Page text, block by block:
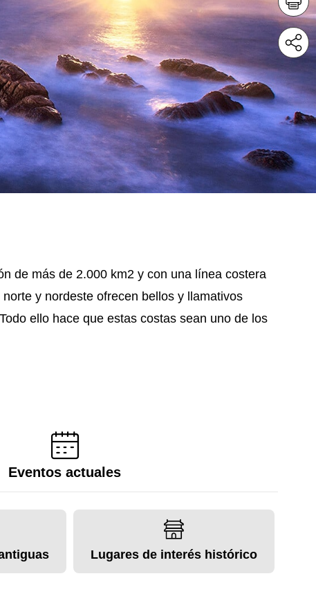
de más de 2.000 km2 y con una línea costera
y nordeste ofrecen bellos y llamativos
ello hace que estas costas sean uno de los
Eventos actuales
Lugares de interés histórico